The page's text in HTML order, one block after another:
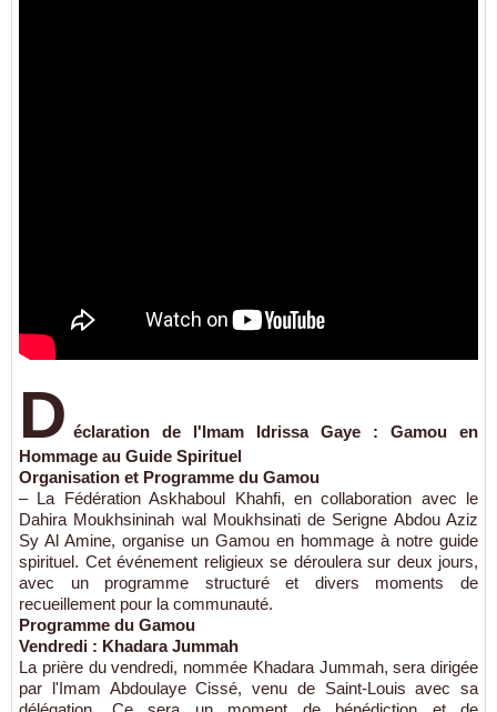
D éclaration de l'Imam Idrissa Gaye : Gamou en
Hommage au Guide Spirituel
Organisation et Programme du Gamou
– La Fédération Askhaboul Khahfi, en collaboration avec le
Dahira Moukhsininah wal Moukhsinati de Serigne Abdou Aziz
Sy Al Amine, organise un Gamou en hommage à notre guide
spirituel. Cet événement religieux se déroulera sur deux jours,
avec un programme structuré et divers moments de
recueillement pour la communauté.
Programme du Gamou
Vendredi : Khadara Jummah
La prière du vendredi, nommée Khadara Jummah, sera dirigée
par l'Imam Abdoulaye Cissé, venu de Saint-Louis avec sa